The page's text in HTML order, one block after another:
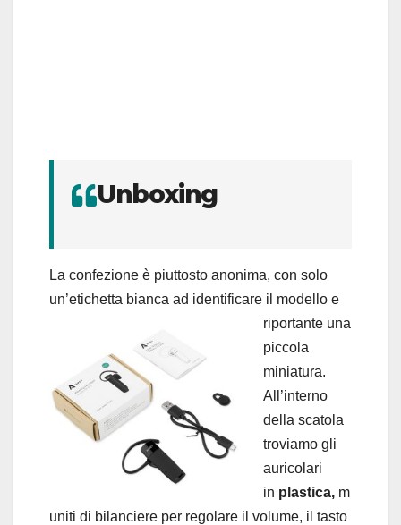
Unboxing
La confezione è piuttosto anonima, con solo
un’etichetta bianca ad identificare il modello e
riportante una
piccola
miniatura.
All’interno
della scatola
troviamo gli
auricolari
in plastica, m
uniti di bilanciere per regolare il volume, il tasto